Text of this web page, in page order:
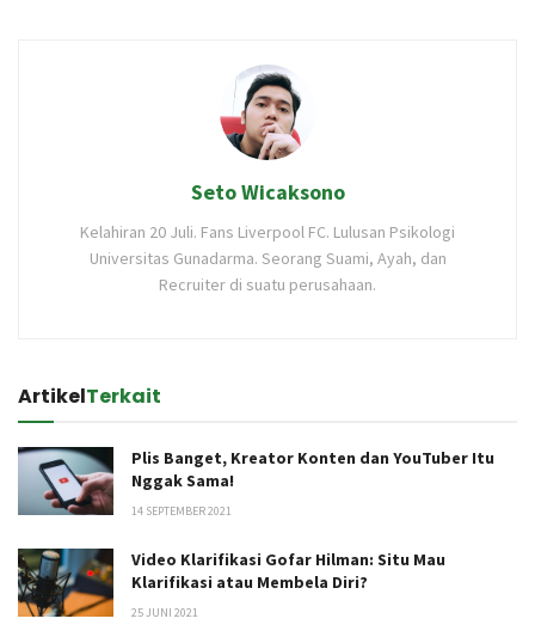
Seto Wicaksono
Kelahiran 20 Juli. Fans Liverpool FC. Lulusan Psikologi
Universitas Gunadarma. Seorang Suami, Ayah, dan
Recruiter di suatu perusahaan.
ArtikelTerkait
Plis Banget, Kreator Konten dan YouTuber Itu
Nggak Sama!
14 SEPTEMBER 2021
Video Klarifikasi Gofar Hilman: Situ Mau
Klarifikasi atau Membela Diri?
25 JUNI 2021